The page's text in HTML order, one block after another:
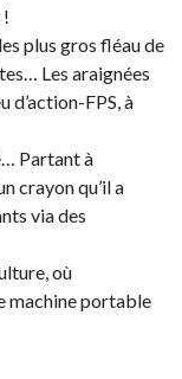
!
plus gros fléau de
Les araignées
d’action-FPS, à
Partant à
crayon qu’il a
via des
où
machine portable